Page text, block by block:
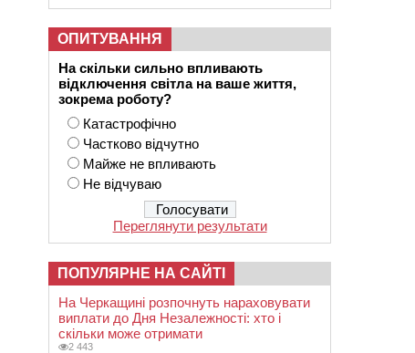
ОПИТУВАННЯ
На скільки сильно впливають
відключення світла на ваше життя,
зокрема роботу?
Катастрофічно
Частково відчутно
Майже не впливають
Не відчуваю
Переглянути результати
ПОПУЛЯРНЕ НА САЙТІ
На Черкащині розпочнуть нараховувати
виплати до Дня Незалежності: хто і
скільки може отримати
2 443